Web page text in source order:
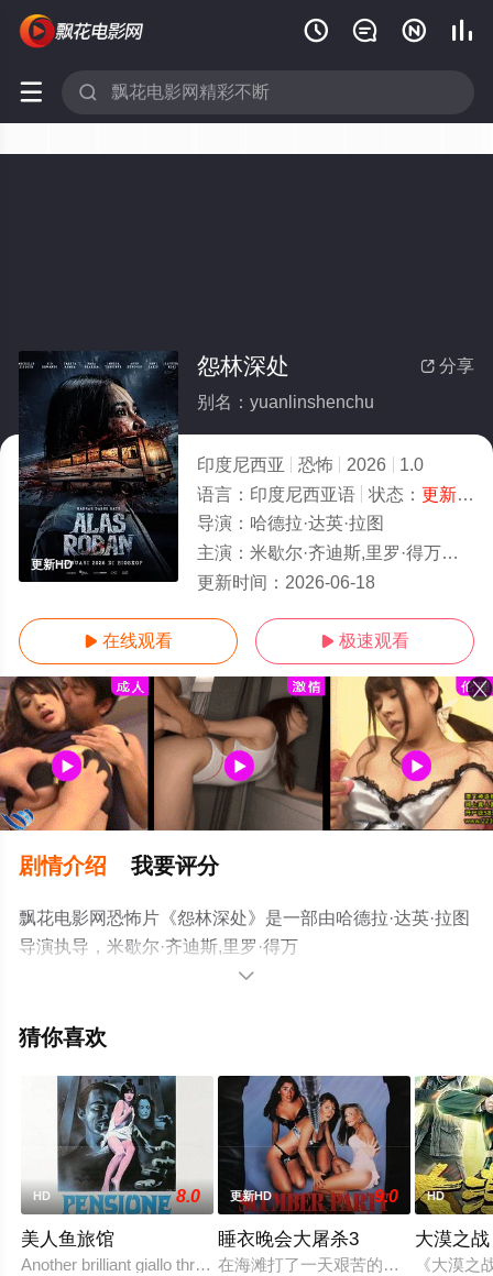
   
 
更新HD
 分享
怨林深处
别名：yuanlinshenchu
印度尼西亚 恐怖 2026
1.0
语言： 印度尼西亚语 状态： 更新HD/高清
导演： 哈德拉·达英·拉图
主演： 米歇尔·齐迪斯,里罗·得万托,Ariqa,Fakhirah,Shakil
更新时间： 2026-06-18
 在线观看  极速观看
剧情介绍 我要评分
飘花电影网恐怖片《怨林深处》是一部由哈德拉·达英·拉图
导演执导，米歇尔·齐迪斯,里罗·得万
托,Ariqa,Fakhirah,Shakila,塔斯卡娅·纳米亚,伊梅尔达·塞
安,鲁克曼·罗萨迪,Agus,Kuncoro,鲁思·马里
的印度尼西亚电影，手机免费观看高清未删减完整版电影
大全就上飘花影院，更多相关信息可移步至豆瓣电影、电
视猫或剧情网等平台了解。

猜你喜欢
HD 8.0
美人鱼旅馆
Another brilliant giallo thriller from director Francesco Bari
更新HD 9.0
睡衣晚会大屠杀3
在海滩打了一天艰苦的排球后，一位
HD
大漠之战
《大漠